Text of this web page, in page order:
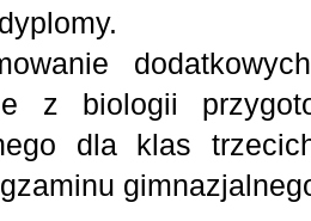
z biologii
dla klas